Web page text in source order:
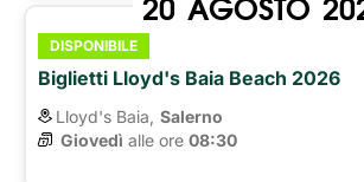
DISPONIBILE
Biglietti Lloyd's Baia Beach 2026
Lloyd's Baia, Salerno
Giovedì alle ore 08:30